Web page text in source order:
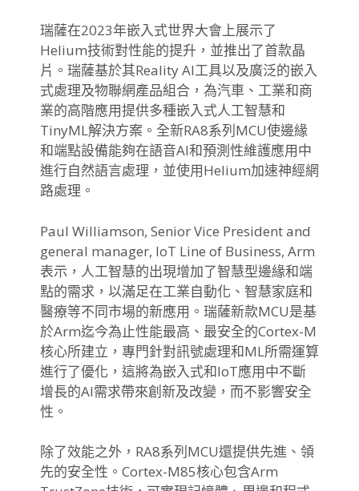
瑞薩在2023年嵌入式世界大會上展示了
Helium技術對性能的提升，並推出了首款晶
片。瑞薩基於其Reality AI工具以及廣泛的嵌入
式處理及物聯網產品組合，為汽車、 工業和商
業的高階應用提供多種嵌入式人工智慧和
TinyML解決方案。 全新RA8系列MCU使邊緣
和端點設備能夠在語音AI和預測性維護應用中
進行自然語言處理， 並使用Helium加速神經網
路處理。
Paul Williamson, Senior Vice President and
general manager, IoT Line of Business, Arm
表示，人工智慧的出現增加了智慧型邊緣和端
點的需求， 以滿足在工業自動化、智慧家庭和
醫療等不同市場的新應用。 瑞薩新款MCU是基
於Arm迄今為止性能最高、 最安全的Cortex-M
核心所建立， 專門針對訊號處理和ML所需運算
進行了優化， 這將為嵌入式和IoT應用中不斷
增長的AI需求帶來創新及改變， 而不影響安全
性。
除了效能之外，RA8系列MCU還提供先進、領
先的安全性。 Cortex-M85核心包含Arm